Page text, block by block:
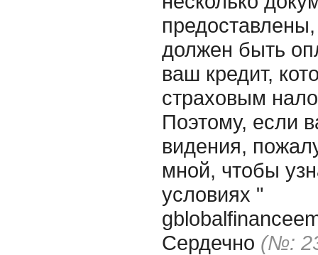
должен быть
ваш кредит,
страховым
Поэтому, если
видения,
мной, чтобы
условиях "
Сердечно (№: